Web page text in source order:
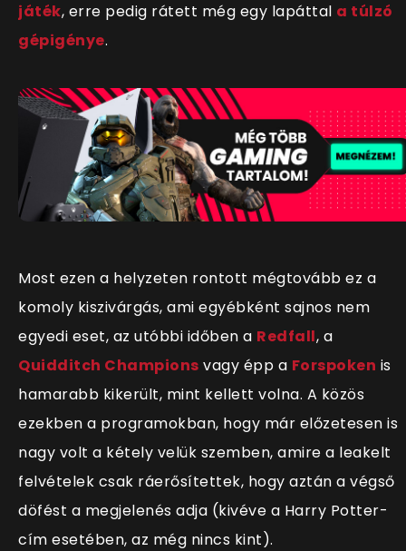
játék, erre pedig rátett még egy lapáttal a túlzó
gépigénye.
Most ezen a helyzeten rontott mégtovább ez a
komoly kiszivárgás, ami egyébként sajnos nem
egyedi eset, az utóbbi időben a Redfall, a
Quidditch Champions vagy épp a Forspoken is
hamarabb kikerült, mint kellett volna. A közös
ezekben a programokban, hogy már előzetesen is
nagy volt a kétely velük szemben, amire a leakelt
felvételek csak ráerősítettek, hogy aztán a végső
döfést a megjelenés adja (kivéve a Harry Potter-
cím esetében, az még nincs kint).